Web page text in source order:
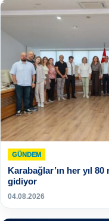
GÜNDEM
Karabağlar’ın her yıl
gidiyor
04.08.2026